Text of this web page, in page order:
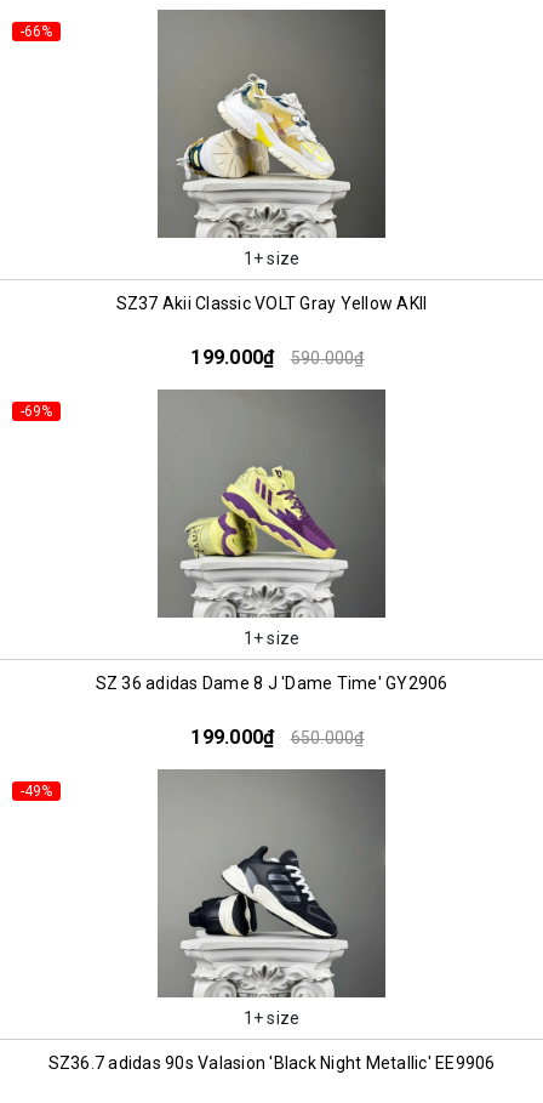
-66%
1+ size
SZ37 Akii Classic VOLT Gray Yellow AKII
199.000₫ 590.000₫
-69%
1+ size
SZ 36 adidas Dame 8 J 'Dame Time' GY2906
199.000₫ 650.000₫
-49%
1+ size
SZ36.7 adidas 90s Valasion 'Black Night Metallic' EE9906